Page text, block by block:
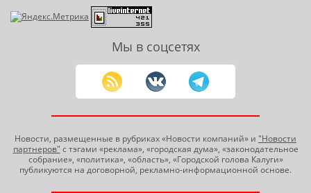
Мы в соцсетях
Новости, размещенные в рубриках «Новости компаний» и "Новости
партнеров" с тэгами «реклама», «городская дума», «законодательное
собрание», «политика», «область», «Городской голова Калуги»
публикуются на договорной, рекламно-информационной основе.